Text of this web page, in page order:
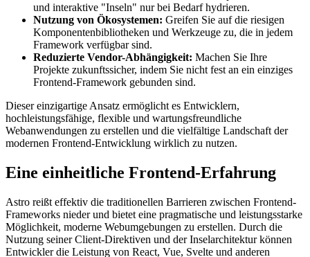
und interaktive "Inseln" nur bei Bedarf hydrieren.
Nutzung von Ökosystemen: Greifen Sie auf die riesigen
Komponentenbibliotheken und Werkzeuge zu, die in jedem
Framework verfügbar sind.
Reduzierte Vendor-Abhängigkeit: Machen Sie Ihre
Projekte zukunftssicher, indem Sie nicht fest an ein einziges
Frontend-Framework gebunden sind.
Dieser einzigartige Ansatz ermöglicht es Entwicklern,
hochleistungsfähige, flexible und wartungsfreundliche
Webanwendungen zu erstellen und die vielfältige Landschaft der
modernen Frontend-Entwicklung wirklich zu nutzen.
Eine einheitliche Frontend-Erfahrung
Astro reißt effektiv die traditionellen Barrieren zwischen Frontend-
Frameworks nieder und bietet eine pragmatische und leistungsstarke
Möglichkeit, moderne Webumgebungen zu erstellen. Durch die
Nutzung seiner Client-Direktiven und der Inselarchitektur können
Entwickler die Leistung von React, Vue, Svelte und anderen